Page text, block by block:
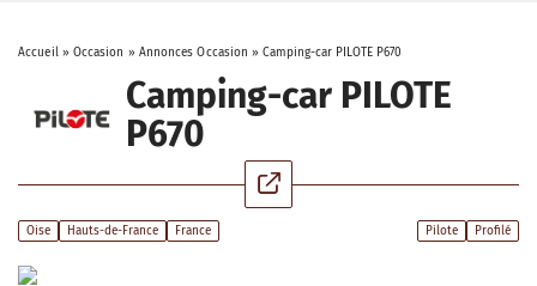
Accueil» Occasion » Annonces Occasion »Camping-car PILOTE P670
Camping-car PILOTE
P670
Oise Hauts-de-France France Pilote Profilé